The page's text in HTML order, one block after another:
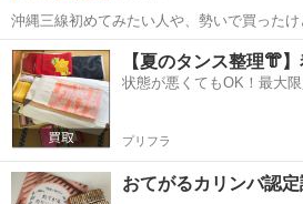
沖縄三線初めてみたい人や、勢いで買った
しまってる人、一緒に三線しませんか？ ガッツリというよりは、のん
びまったりとした教室です。 今は少人数でよんなーよんなーゆんたく
しながらやってます♪ 入会等...
兵庫 姫路市 その他 三線
【夏のタンス整理👘
状態が悪くてもOK！最大
プリフラ
おてがるカリンバ認